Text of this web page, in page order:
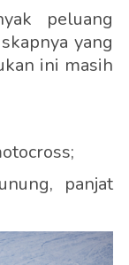
peluang
yang
ini masih
panjat